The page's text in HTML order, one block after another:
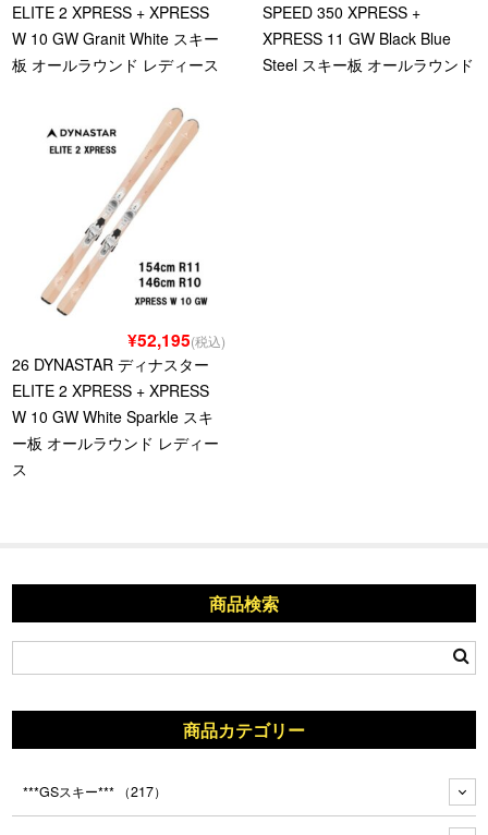
ELITE 2 XPRESS + XPRESS
W 10 GW Granit White スキー
板 オールラウンド レディース
SPEED 350 XPRESS +
XPRESS 11 GW Black Blue
Steel スキー板 オールラウンド
¥52,195(税込)
26 DYNASTAR ディナスター
ELITE 2 XPRESS + XPRESS
W 10 GW White Sparkle スキ
ー板 オールラウンド レディー
ス
商品検索
商品カテゴリー
***GSスキー*** （217）